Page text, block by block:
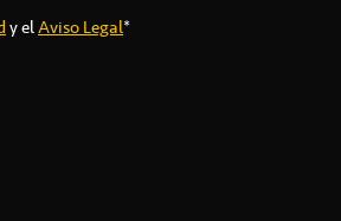
y elAviso Legal*